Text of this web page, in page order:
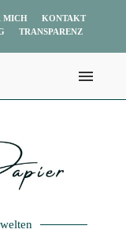
MICH
KONTAKT
TRANSPARENZ